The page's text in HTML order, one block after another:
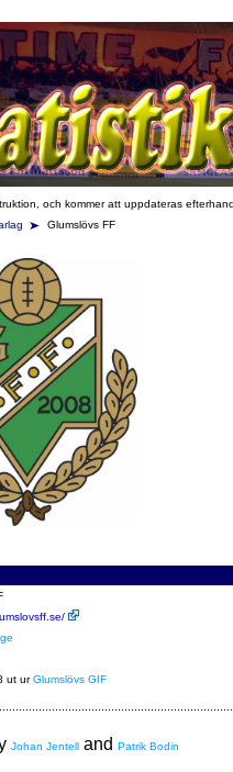
och kommer att uppdateras
Glumslövs FF
ut urGlumslövs GIF
Johan Jentell and Patrik Bodin